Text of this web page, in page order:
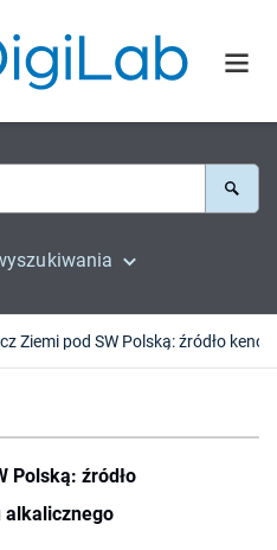
Polską: źródło
alkalicznego